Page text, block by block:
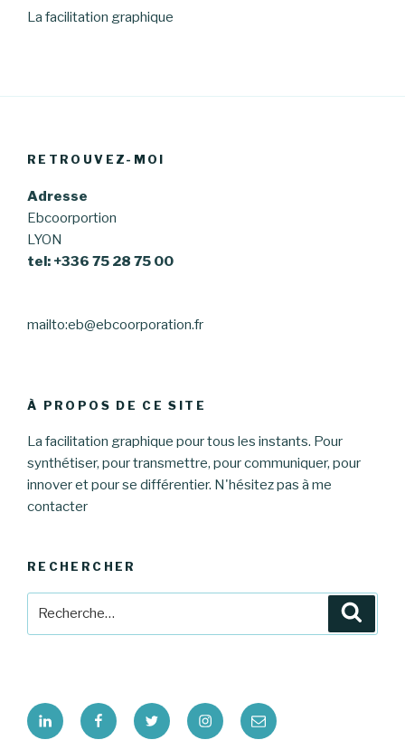
La facilitation graphique
RETROUVEZ-MOI
Adresse
Ebcoorportion
LYON
tel: +336 75 28 75 00
mailto:eb@ebcoorporation.fr
À PROPOS DE CE SITE
La facilitation graphique pour tous les instants. Pour
synthétiser, pour transmettre, pour communiquer, pour
innover et pour se différentier. N'hésitez pas à me
contacter
RECHERCHER
LinkedinFacebookTwitter Instagram
E-